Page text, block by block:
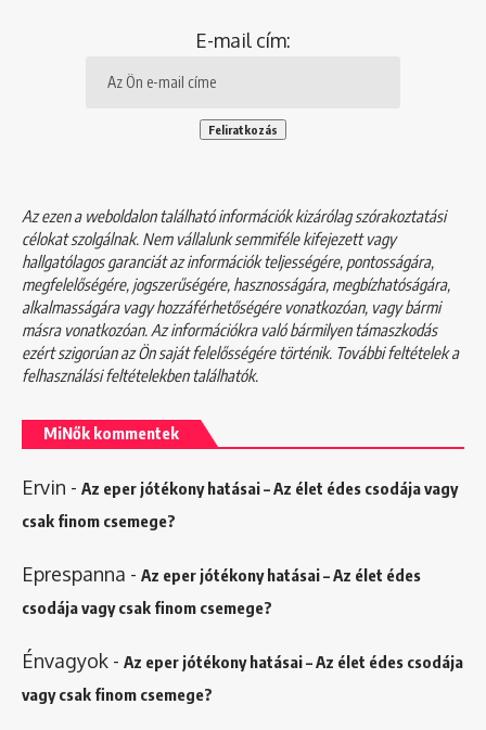
E-mail cím:
Az ezen a weboldalon található információk kizárólag szórakoztatási
célokat szolgálnak. Nem vállalunk semmiféle kifejezett vagy
hallgatólagos garanciát az információk teljességére, pontosságára,
megfelelőségére, jogszerűségére, hasznosságára, megbízhatóságára,
alkalmasságára vagy hozzáférhetőségére vonatkozóan, vagy bármi
másra vonatkozóan. Az információkra való bármilyen támaszkodás
ezért szigorúan az Ön saját felelősségére történik. További feltételek a
felhasználási feltételekbentalálhatók.
MiNők kommentek
Ervin - Az eper jótékony hatásai – Az élet édes csodája vagy
csak finom csemege?
Eprespanna - Az eper jótékony hatásai – Az élet édes
csodája vagy csak finom csemege?
Énvagyok - Az eper jótékony hatásai – Az élet édes csodája
vagy csak finom csemege?